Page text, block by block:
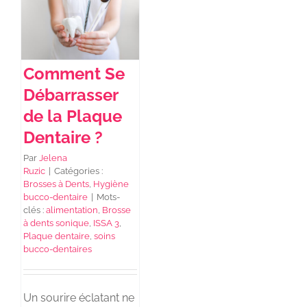
NEWS DE FOREO
SKINCARE
SANTÉ & BIEN-ÊTRE
BEAUTÉ
À PROPOS
CONTACT
Comment Se
Débarrasser
de la Plaque
Dentaire ?
Par Jelena
Ruzic
Catégories :
Brosses à Dents Hygiène
bucco-dentaire
Mots-
clés :alimentation Brosse
à dents sonique ISSA 3
Plaque dentaire ,soins
bucco-dentaires
Un sourire éclatant ne